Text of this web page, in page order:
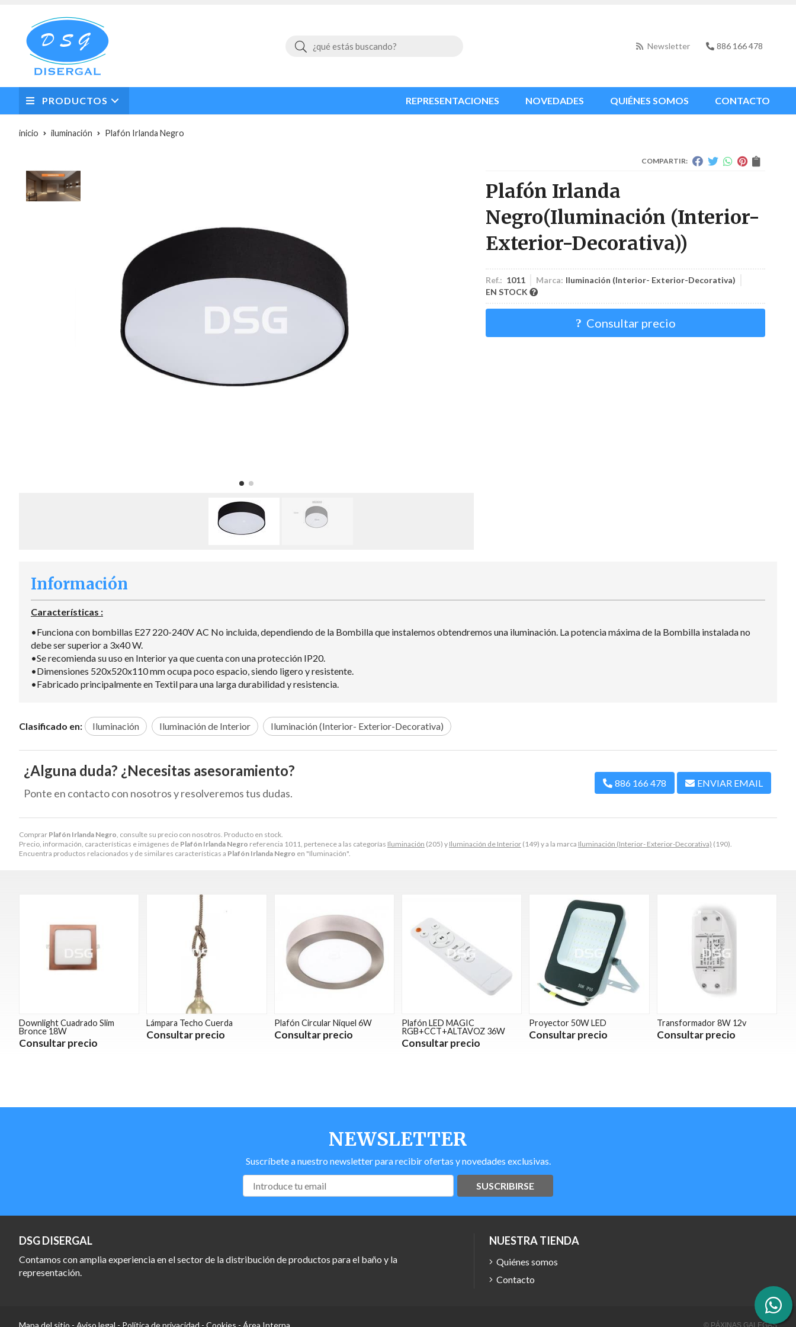
Buscar Newsletter 886 166 478
PRODUCTOS REPRESENTACIONES NOVEDADES QUIÉNES SOMOS CONTACTO
inicio iluminación Plafón Irlanda Negro
COMPARTIR:
Plafón Irlanda
Negro(Iluminación (Interior-
Exterior-Decorativa))
Ref.: 1011 Marca: Iluminación (Interior- Exterior-Decorativa)
EN STOCK
Consultar precio
Comprar Plafón Irlanda Negro, consulte su precio con nosotros. Producto en stock.
Precio, información, características e imágenes de Plafón Irlanda Negro referencia 1011, pertenece a las categorías Iluminación (205) y Iluminación de Interior (149) y a la marca Iluminación (Interior- Exterior-Decorativa) (190).
Encuentra productos relacionados y de similares características a Plafón Irlanda Negro en "Iluminación".
Información
Características :
•Funciona con bombillas E27 220-240V AC No incluida, dependiendo de la Bombilla que instalemos obtendremos una iluminación. La potencia máxima de la Bombilla instalada no
debe ser superior a 3x40 W.
•Se recomienda su uso en Interior ya que cuenta con una protección IP20.
•Dimensiones 520x520x110 mm ocupa poco espacio, siendo ligero y resistente.
•Fabricado principalmente en Textil para una larga durabilidad y resistencia.
Clasificado en: Iluminación Iluminación de Interior Iluminación (Interior- Exterior-Decorativa)
¿Alguna duda? ¿Necesitas asesoramiento?
Ponte en contacto con nosotros y resolveremos tus dudas.
886 166 478 ENVIAR EMAIL
Downlight Cuadrado Slim
Bronce 18W
Consultar precio
Lámpara Techo Cuerda
Consultar precio
Plafón Circular Niquel 6W
Consultar precio
Plafón LED MAGIC
RGB+CCT+ALTAVOZ 36W
Consultar precio
Proyector 50W LED
Consultar precio
Transformador 8W 12v
Consultar precio
NEWSLETTER
Suscríbete a nuestro newsletter para recibir ofertas y novedades exclusivas.
SUSCRIBIRSE
DSG DISERGAL
Contamos con amplia experiencia en el sector de la distribución de productos para el baño y la
representación.
NUESTRA TIENDA
Quiénes somos
Contacto